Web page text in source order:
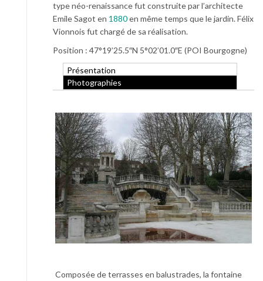
type néo-renaissance fut construite par l’architecte
Emile Sagot en 1880en même temps que le jardin. Félix
Vionnois fut chargé de sa réalisation.
Position : 47°19’25.5″N 5°02’01.0″E (POI Bourgogne)
Présentation
Photographies
Composée de terrasses en balustrades, la fontaine